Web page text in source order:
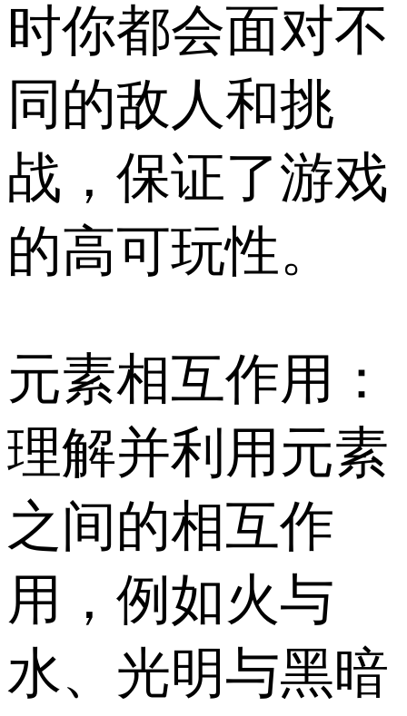
时你都会面对不
同的敌人和挑
战，保证了游戏
的高可玩性。
元素相互作用：
理解并利用元素
之间的相互作
用，例如火与
水、光明与黑暗